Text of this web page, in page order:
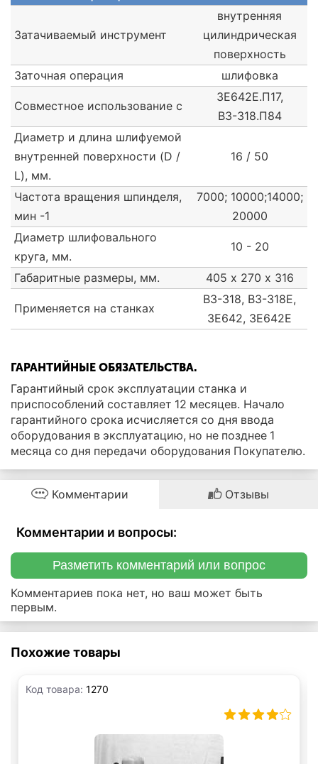
Затачиваемый инструмент
внутренняя
цилиндрическая
поверхность
Заточная операция
шлифовка
Совместное использование с
3Е642Е.П17,
ВЗ-318.П84
Диаметр и длина шлифуемой
внутренней поверхности (D /
L), мм.
16 / 50
Частота вращения шпинделя,
мин -1
7000; 10000;14000;
20000
Диаметр шлифовального
круга, мм.
10 - 20
Габаритные размеры, мм. 405 х 270 х 316
Применяется на станках
ВЗ-318, ВЗ-318Е,
3Е642, 3Е642Е
ГАРАНТИЙНЫЕ ОБЯЗАТЕЛЬСТВА.
Гарантийный срок эксплуатации станка и
приспособлений составляет 12 месяцев. Начало
гарантийного срока исчисляется со дня ввода
оборудования в эксплуатацию, но не позднее 1
месяца со дня передачи оборудования Покупателю.
Комментарии Отзывы
Комментарии и вопросы:
Разметить комментарий или вопрос
Комментариев пока нет, но ваш может быть
первым.
Похожие товары
Код товара: 1270